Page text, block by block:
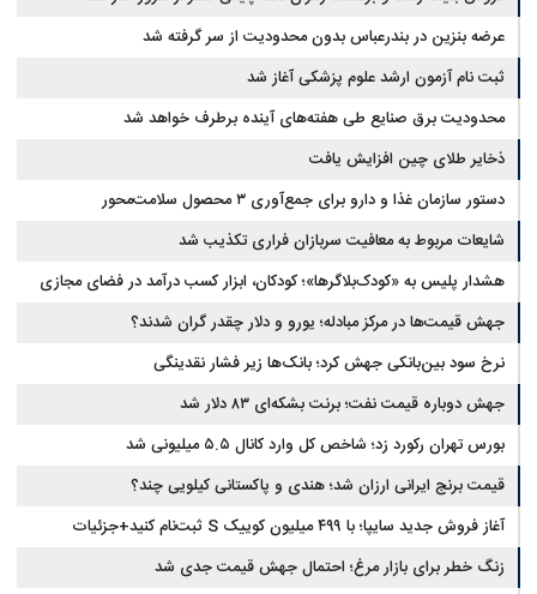
عرضه بنزین در بندرعباس بدون محدودیت از سر گرفته شد
ثبت نام آزمون ارشد علوم پزشکی آغاز شد
محدودیت‌ برق صنایع طی هفته‌های آینده برطرف خواهد شد
ذخایر طلای چین افزایش یافت
دستور سازمان غذا و دارو برای جمع‌آوری ۳ محصول سلامت‌محور
شایعات مربوط به معافیت سربازان فراری تکذیب شد
هشدار پلیس به «کودک‌بلاگرها»؛ کودکان، ابزار کسب درآمد در فضای مجازی
نیستند
جهش قیمت‌ها در مرکز مبادله؛ یورو و دلار چقدر گران شدند؟
نرخ سود بین‌بانکی جهش کرد؛ بانک‌ها زیر فشار نقدینگی
جهش دوباره قیمت نفت؛ برنت بشکه‌ای ۸۳ دلار شد
بورس تهران رکورد زد؛ شاخص کل وارد کانال ۵.۵ میلیونی شد
قیمت برنج ایرانی ارزان شد؛ هندی و پاکستانی کیلویی چند؟
آغاز فروش جدید سایپا؛ با ۴۹۹ میلیون کوییک S ثبت‌نام کنید+جزئیات
زنگ خطر برای بازار مرغ؛ احتمال جهش قیمت جدی شد